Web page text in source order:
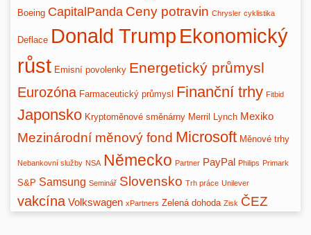
Boeing CapitalPanda Ceny potravin Chrysler cyklistika
Deflace Donald Trump Ekonomický
růst Emisní povolenky Energetický průmysl
Eurozóna Farmaceutický průmysl Finanční trhy Fitbid
Japonsko Kryptoměnové směnárny Merril Lynch Mexiko
Mezinárodní měnový fond Microsoft Měnové trhy
Nebankovní služby NSA Německo Partner PayPal Philips Primark
S&P Samsung Seminář Slovensko Trh práce Unilever
vakcína Volkswagen xPartners Zelená dohoda Zisk ČEZ